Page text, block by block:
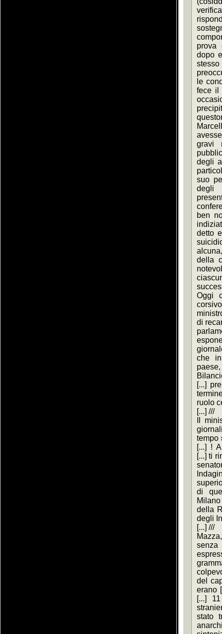
prova
dopo
le
fece il
gravi
degli
suo
degli
ben
detto
della
Oggi
di
che
[...]
ruolo
[...] ///
Il
tempo
[...] !
[...] ti
di
della
degli
[...] ///
del
erano
[...]
stato